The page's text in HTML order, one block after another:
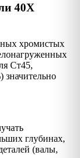
40Х
хромистых
Ст45,
значительно
глубинах,
(валы,